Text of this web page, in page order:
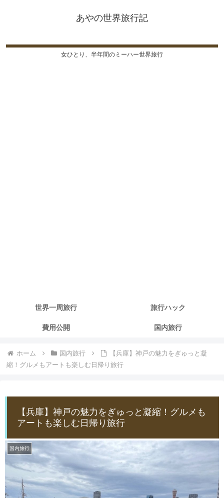
あやの世界旅行記
女ひとり、半年間のミーハー世界旅行
世界一周旅行 旅行ハック
費用公開 国内旅行
ホーム 国内旅行
【兵庫】神戸の魅力をぎゅっと凝
縮！グルメもアートも楽しむ日帰り旅行
【兵庫】神戸の魅力をぎゅっと凝縮！グルメも
アートも楽しむ日帰り旅行
国内旅行